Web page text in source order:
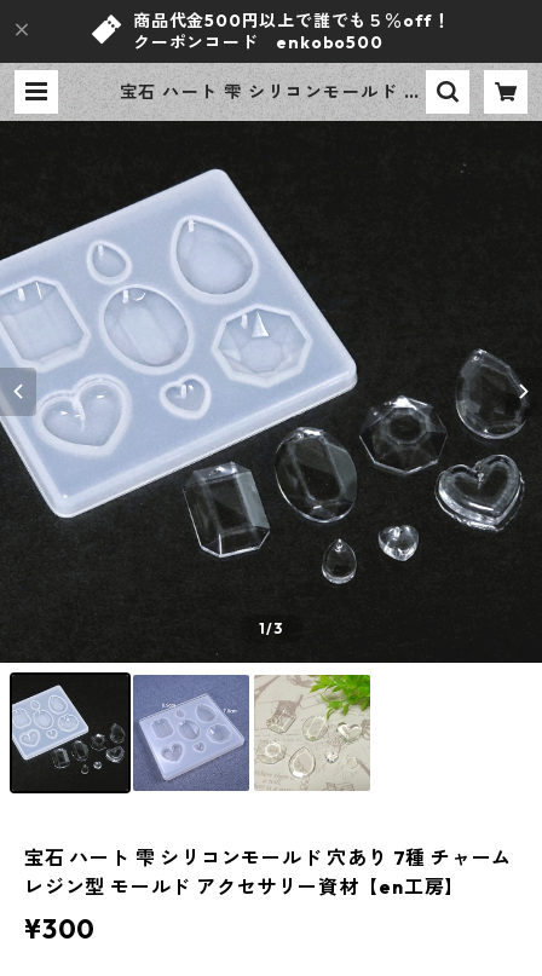
商品代金500円以上で誰でも５％off！
クーポンコード enkobo500
宝石 ハート 雫 シリコンモールド 穴
あり 7種 チャーム レジン型 モール
1/3
宝石 ハート 雫 シリコンモールド 穴あり 7種 チャーム
レジン型 モールド アクセサリー資材【en工房】
¥300